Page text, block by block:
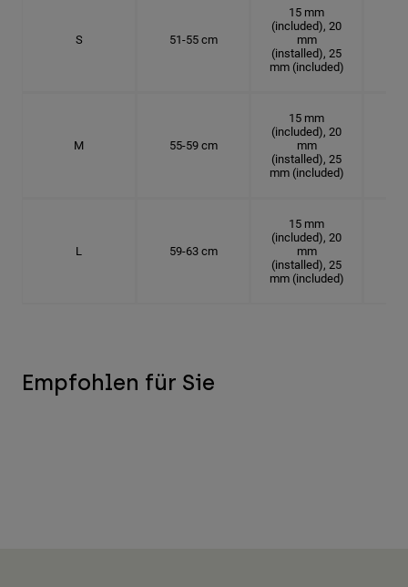
S 51-55 cm
15 mm
(included), 20
mm
(installed), 25
mm (included)
M 55-59 cm
15 mm
(included), 20
mm
(installed), 25
mm (included)
L 59-63 cm
15 mm
(included), 20
mm
(installed), 25
mm (included)
Empfohlen für Sie